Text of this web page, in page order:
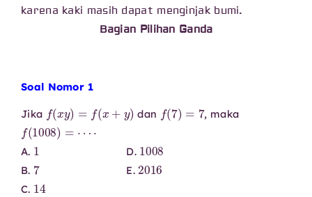
karena kaki masih dapat menginjak bumi.
Bagian Pilihan Ganda
Soal Nomor 1
Jika
f(x ) x+
dan
f(7)=
, maka
f(1008 =⋯
A.
1
D.
1008
B.
7
E.
2016
C.
14